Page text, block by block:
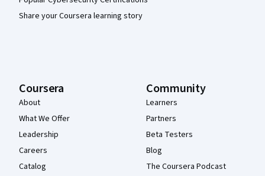
Share your Coursera learning story
Coursera
About
What We Offer
Leadership
Careers
Catalog
Community
Learners
Partners
Beta Testers
Blog
The Coursera Podcast